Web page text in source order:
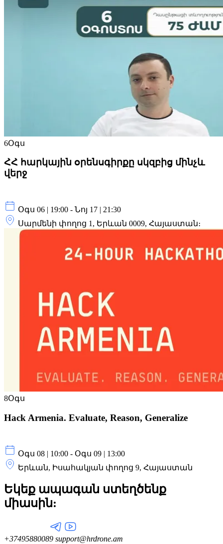
6Օգս
ՀՀ հարկային օրենսգիրքը սկզբից մինչև
վերջ
Օգս 06 | 19:00 - Նոյ 17 | 21:30
Սարմենի փողոց 1, Երևան 0009, Հայաստան։
8Օգս
Hack Armenia. Evaluate, Reason, Generalize
Օգս 08 | 10:00 - Օգս 09 | 13:00
Երևան, Իսահակյան փողոց 9, Հայաստան
Եկեք ապագան ստեղծենք
միասին:
+37495880089 support@hrdrone.am